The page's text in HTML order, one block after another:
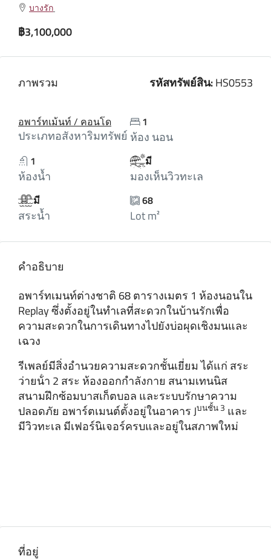
บางรัก
฿3,100,000
ภาพรวม รหัสทรัพย์สิน:HS0553
อพาร์ทเม้นท์ / คอนโด
ประเภทอสังหาริมทรัพย์
1
ห้อง นอน
1
ห้องน้ำ
มี
มองเห็นวิวทะเล
มี
สระน้ำ
68
Lot m²
คำอธิบาย
อพาร์ทเมนท์ต่างชาติ 68 ตารางเมตร 1 ห้องนอนใน
Replay ซึ่งตั้งอยู่ในทําเลที่สะดวกในบ้านรักเพื่อ
ความสะดวกในการเดินทางไปยังบ่อผุดเชิงมนและ
เฉวง
รีเพลย์มีสิ่งอํานวยความสะดวกชั้นเยี่ยม ได้แก่ สระ
ว่ายน้ํา 2 สระ ห้องออกกําลังกาย สนามเทนนิส
สนามฝึกซ้อมบาสเก็ตบอล และระบบรักษาความ
ปลอดภัย อพาร์ตเมนต์ตั้งอยู่ในอาคาร Jบนชั้น 3 และ
มีวิวทะเล มีเฟอร์นิเจอร์ครบและอยู่ในสภาพใหม่
ที่อยู่